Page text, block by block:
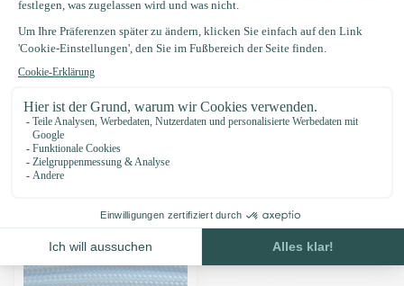
Eigenschaften
Zuletzt angesehen